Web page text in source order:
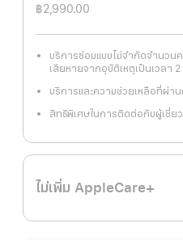
฿2,990.00
บริการซ่อมแบบไม่จำกัดจำนว
เสียหายจากอุบัติเหตุเป็นเวลา 2
บริการและความช่วยเหลือที่ผ่า
สิทธิพิเศษในการติดต่อกับผู้เชี่ย
ไม่เพิ่ม AppleCare+